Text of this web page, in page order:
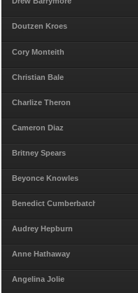
Doutzen Kroes
Cory Monteith
Christian Bale
Charlize Theron
Cameron Diaz
Britney Spears
Beyonce Knowles
Benedict Cumberbatch
Audrey Hepburn
Anne Hathaway
Angelina Jolie